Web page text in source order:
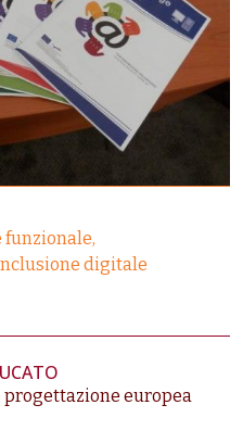
funzionale
digitale
progettazione europea